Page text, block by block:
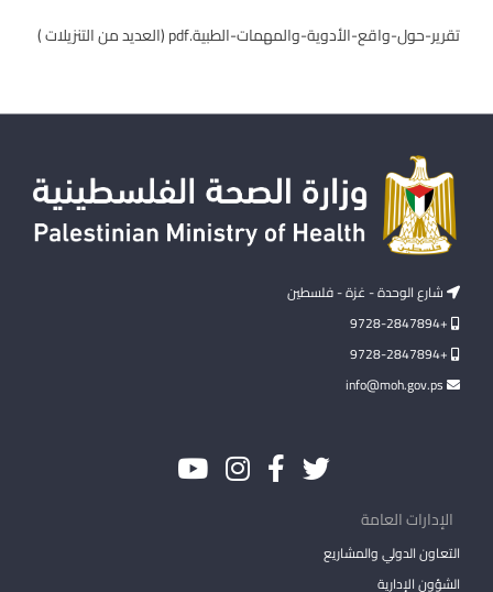
تقرير-حول-واقع-الأدوية-والمهمات-الطبية.pdf (العديد من التنزيلات )
شارع الوحدة - غزة - فلسطين
+9728-2847894
+9728-2847894
الإدارات العامة
التعاون الدولي والمشاريع
الشؤون الإدارية